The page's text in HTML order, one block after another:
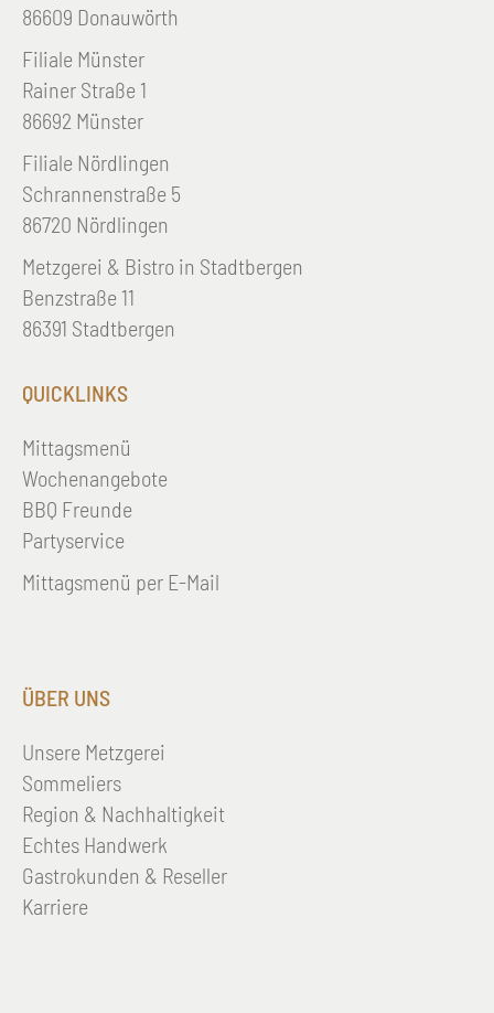
86609 Donauwörth
Filiale Münster
Rainer Straße 1
86692 Münster
Filiale Nördlingen
Schrannenstraße 5
86720 Nördlingen
Metzgerei & Bistro in Stadtbergen
Benzstraße 11
86391 Stadtbergen
QUICKLINKS
Mittagsmenü
Wochenangebote
BBQ Freunde
Partyservice
Mittagsmenü per E-Mail
ÜBER UNS
Unsere Metzgerei
Sommeliers
Region & Nachhaltigkeit
Echtes Handwerk
Gastrokunden & Reseller
Karriere